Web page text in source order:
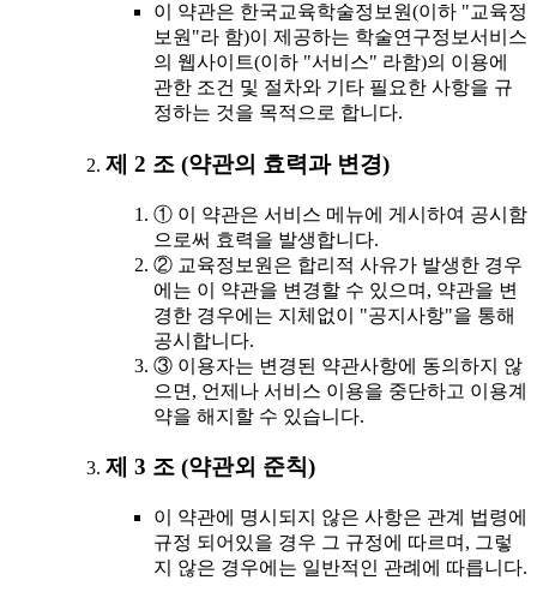
이 약관은 한국교육학술정보원(이하 "교육정
보원"라 함)이 제공하는 학술연구정보서비스
의 웹사이트(이하 "서비스" 라함)의 이용에
관한 조건 및 절차와 기타 필요한 사항을 규
정하는 것을 목적으로 합니다.
제 2 조 (약관의 효력과 변경)
① 이 약관은 서비스 메뉴에 게시하여 공시함
으로써 효력을 발생합니다.
② 교육정보원은 합리적 사유가 발생한 경우
에는 이 약관을 변경할 수 있으며, 약관을 변
경한 경우에는 지체없이 "공지사항"을 통해
공시합니다.
③ 이용자는 변경된 약관사항에 동의하지 않
으면, 언제나 서비스 이용을 중단하고 이용계
약을 해지할 수 있습니다.
제 3 조 (약관외 준칙)
이 약관에 명시되지 않은 사항은 관계 법령에
규정 되어있을 경우 그 규정에 따르며, 그렇
지 않은 경우에는 일반적인 관례에 따릅니다.